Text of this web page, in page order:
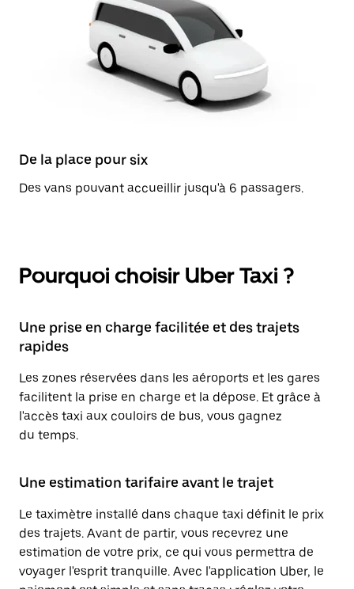
De la place pour six
Des vans pouvant accueillir jusqu'à 6 passagers.
Pourquoi choisir Uber Taxi ?
Une prise en charge facilitée et des trajets
rapides
Les zones réservées dans les aéroports et les gares
facilitent la prise en charge et la dépose. Et grâce à
l'accès taxi aux couloirs de bus, vous gagnez
du temps.
Une estimation tarifaire avant le trajet
Le taximètre installé dans chaque taxi définit le prix
des trajets. Avant de partir, vous recevrez une
estimation de votre prix, ce qui vous permettra de
voyager l'esprit tranquille. Avec l'application Uber, le